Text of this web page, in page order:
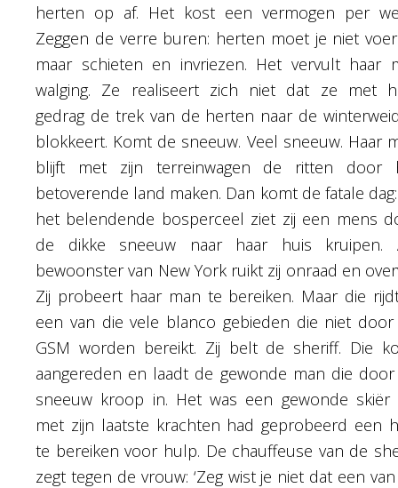
herten op af. Het kost een vermogen per
Zeggen de verre buren: herten moet je niet
maar schieten en invriezen. Het vervult haar
walging. Ze realiseert zich niet dat ze met
gedrag de trek van de herten naar de
blokkeert. Komt de sneeuw. Veel sneeuw. Haar
blijft met zijn terreinwagen de ritten door
betoverende land maken. Dan komt de fatale
het belendende bosperceel ziet zij een mens
de dikke sneeuw naar haar huis kruipen.
bewoonster van New York ruikt zij onraad en
Zij probeert haar man te bereiken. Maar die
een van die vele blanco gebieden die niet
GSM worden bereikt. Zij belt de sheriff. Die
aangereden en laadt de gewonde man die
sneeuw kroop in. Het was een gewonde skiër
met zijn laatste krachten had geprobeerd een
te bereiken voor hulp. De chauffeuse van de
zegt tegen de vrouw: ‘Zeg wist je niet dat een